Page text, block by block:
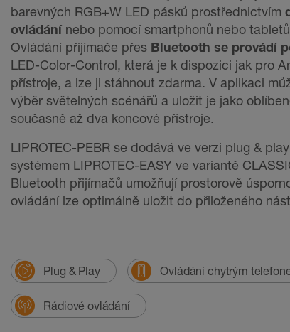
barevných RGB+W LED pásků prostřednictvím
ovládání nebo pomocí smartphonů nebo
Ovládání přijímače přes Bluetooth se provádí
LED-Color-Control, která je k dispozici jak pro
přístroje, a lze ji stáhnout zdarma. V aplikaci
výběr světelných scénářů a uložit je jako
současně až dva koncové přístroje.
LIPROTEC-PEBR se dodává ve verzi plug &
systémem LIPROTEC-EASY ve variantě
Bluetooth přijímačů umožňují prostorově
ovládání lze optimálně uložit do přiloženého
Plug & Play Ovládání chytrým
Rádiové ovládání